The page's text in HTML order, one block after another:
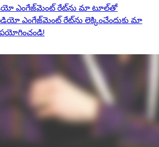
ఎంగేజ్‌మెంట్ రేట్‌ను మా టూల్‌తో
ఎంగేజ్‌మెంట్ రేట్‌ను లెక్కించేందుకు మా